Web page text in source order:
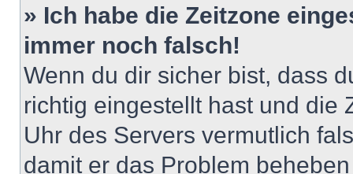
» Ich habe die Zeitzone
immer noch falsch!
Wenn du dir sicher bist, dass
richtig eingestellt hast und die
Uhr des Servers vermutlich
damit er das Problem